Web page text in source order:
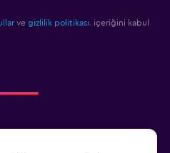
ve gizlilik politikası.
içeriğini kabul